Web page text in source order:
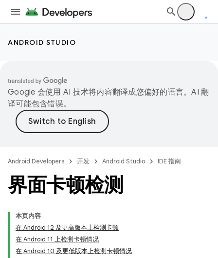
ANDROID STUDIO
Google 会使用 AI 技术将内容翻译成您偏好的语言。AI 翻
译可能包含错误。
Android Developers 开发 Android Studio IDE 指南
界面卡顿检测
本页内容
在 Android 12 及更高版本上检测卡顿
在 Android 11 上检测卡顿情况
在 Android 10 及更低版本上检测卡顿情况